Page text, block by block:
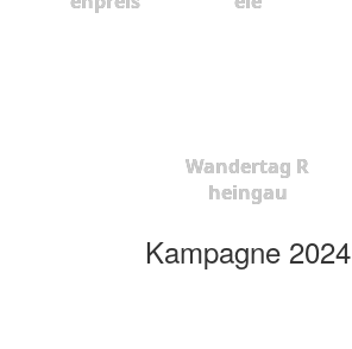
Wandertag R
heingau
Kampagne 2024